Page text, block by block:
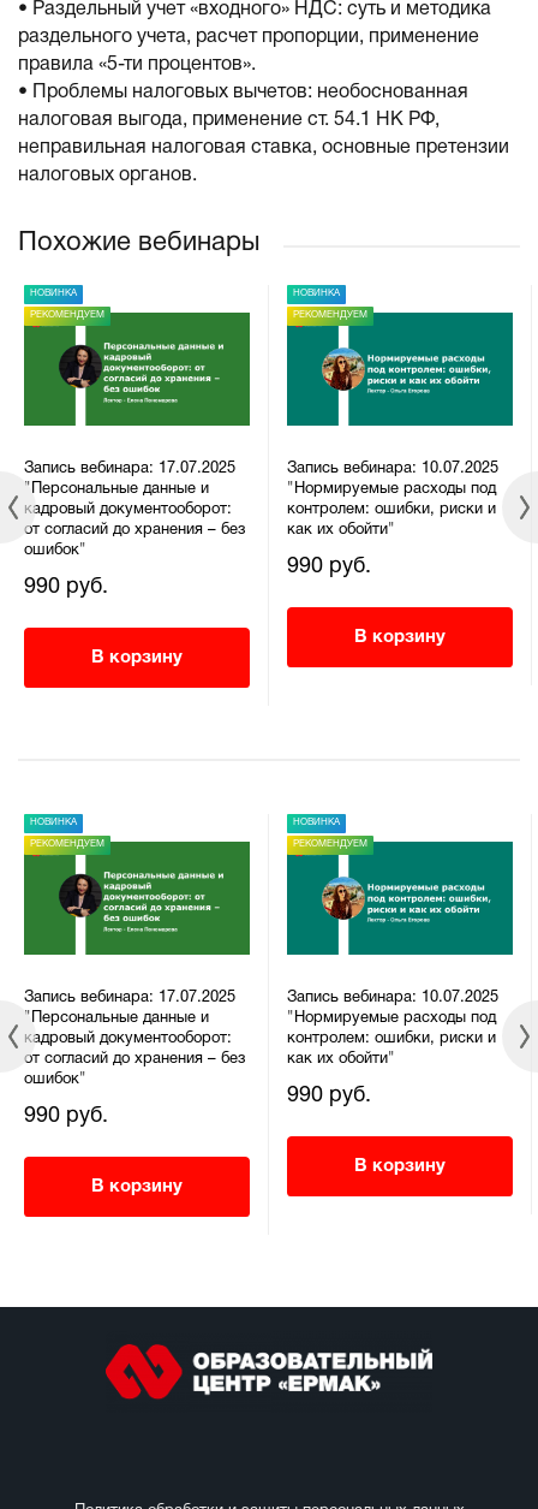
• Раздельный учет «входного» НДС: суть и методика
раздельного учета, расчет пропорции, применение
правила «5-ти процентов».
• Проблемы налоговых вычетов: необоснованная
налоговая выгода, применение ст. 54.1 НК РФ,
неправильная налоговая ставка, основные претензии
налоговых органов.
Похожие вебинары
НОВИНКА
РЕКОМЕНДУЕМ
Запись вебинара: 17.07.2025
"Персональные данные и
кадровый документооборот:
от согласий до хранения – без
ошибок"
990 руб.
В корзину
НОВИНКА
РЕКОМЕНДУЕМ
Запись вебинара: 10.07.2025
"Нормируемые расходы под
контролем: ошибки, риски и
как их обойти"
990 руб.
В корзину
НОВИНКА
РЕКОМЕНДУЕМ
Запись вебинара: 17.07.2025
"Персональные данные и
кадровый документооборот:
от согласий до хранения – без
ошибок"
990 руб.
В корзину
НОВИНКА
РЕКОМЕНДУЕМ
Запись вебинара: 10.07.2025
"Нормируемые расходы под
контролем: ошибки, риски и
как их обойти"
990 руб.
В корзину